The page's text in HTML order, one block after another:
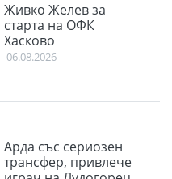
Живко Желев за
старта на ОФК
Хасково
06.08.2026
Арда със сериозен
трансфер, привлече